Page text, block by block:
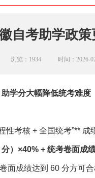
自考助学政
浏览： 1934 时间：2026-
学分大幅降低统考难度
性考核 + 全国统考”**
）×40% + 统考卷面成
面成绩达到 60 分方可